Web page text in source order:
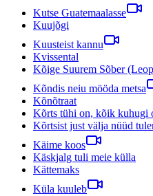
Kutse Guatemaalasse
Kuujõgi
Kuusteist kannu
Kvissental
Kõige Suurem Sõber
Kõndis neiu mööda metsa
Kõnõtraat
Kõrts tühi on, kõik kuhugi
Kõrtsist just välja nüüd
Käime koos
Käskjalg tuli meie külla
Kättemaks
Küla kuuleb